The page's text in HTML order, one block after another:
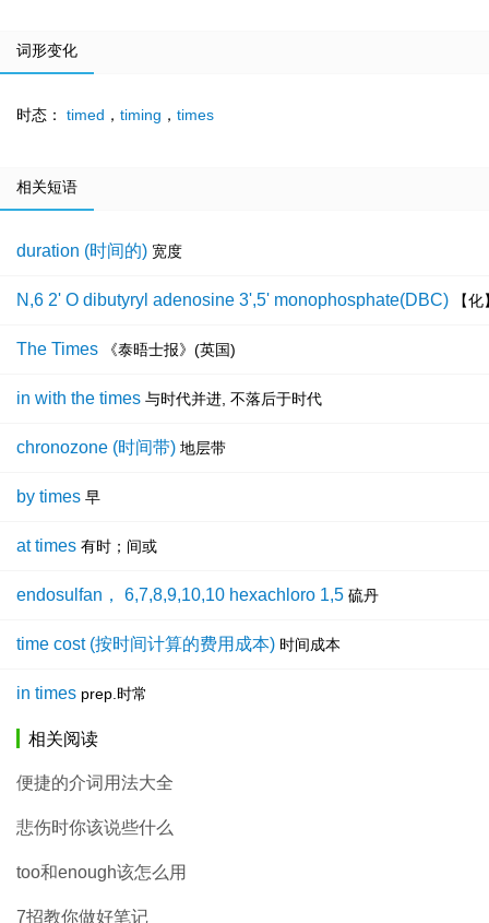
词形变化
时态： timed ， timing ， times
相关短语
duration (时间的) 宽度
N,6 2' O dibutyryl adenosine 3',5' monophosphate(DBC) 【
The Times 《泰晤士报》(英国)
in with the times 与时代并进, 不落后于时代
chronozone (时间带) 地层带
by times 早
at times 有时；间或
endosulfan， 6,7,8,9,10,10 hexachloro 1,5 硫丹
time cost (按时间计算的费用成本) 时间成本
in times prep.时常
相关阅读
便捷的介词用法大全
悲伤时你该说些什么
too和enough该怎么用
7招教你做好笔记